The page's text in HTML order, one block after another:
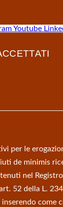
Youtube
per le
de minimis
nel
52 della L.
come